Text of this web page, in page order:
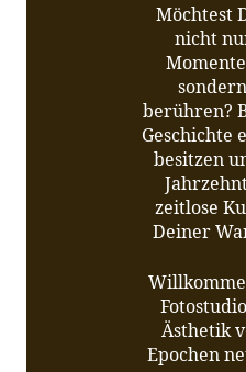
Möchtest
nicht
berühren?
Geschichte
besitzen
zeitlose
Deiner
Ästhetik
Epochen